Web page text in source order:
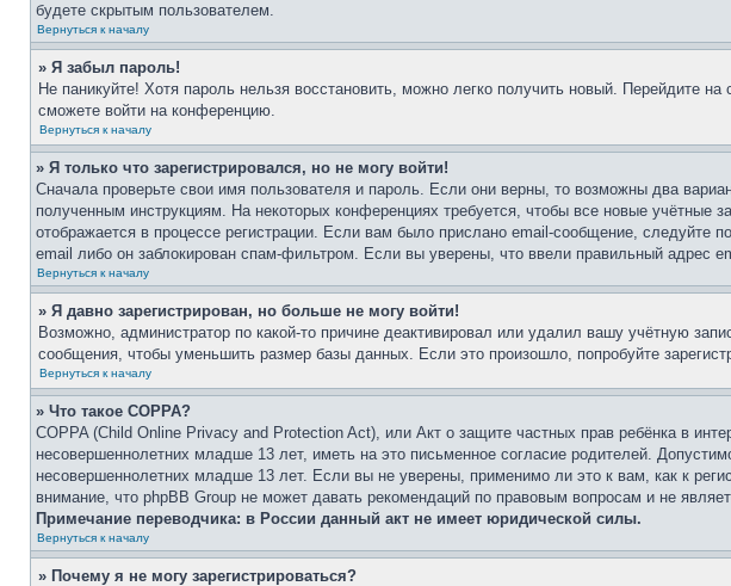
будете скрытым пользователем.
Вернуться к началу
» Я забыл пароль!
Не паникуйте! Хотя пароль нельзя восстановить, можно легко получить новый. Перейдите
сможете войти на конференцию.
Вернуться к началу
» Я только что зарегистрировался, но не могу войти!
Сначала проверьте свои имя пользователя и пароль. Если они верны, то возможны два
полученным инструкциям. На некоторых конференциях требуется, чтобы все новые
отображается в процессе регистрации. Если вам было прислано email-сообщение,
email либо он заблокирован спам-фильтром. Если вы уверены, что ввели правильный адрес
Вернуться к началу
» Я давно зарегистрирован, но больше не могу войти!
Возможно, администратор по какой-то причине деактивировал или удалил вашу учётную
сообщения, чтобы уменьшить размер базы данных. Если это произошло, попробуйте
Вернуться к началу
» Что такое COPPA?
COPPA (Child Online Privacy and Protection Act), или Акт о защите частных прав ребёнка в
несовершеннолетних младше 13 лет, иметь на это письменное согласие родителей.
несовершеннолетних младше 13 лет. Если вы не уверены, применимо ли это к вам, как к
внимание, что phpBB Group не может давать рекомендаций по правовым вопросам и не
Примечание переводчика: в России данный акт не имеет юридической силы.
Вернуться к началу
» Почему я не могу зарегистрироваться?